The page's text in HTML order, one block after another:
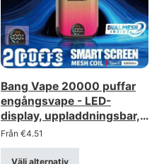
Bang Vape 20000 puffar
engångsvape - LED-
display, uppladdningsbar,
mesh-spole
Från €4.51
Välj alternativ